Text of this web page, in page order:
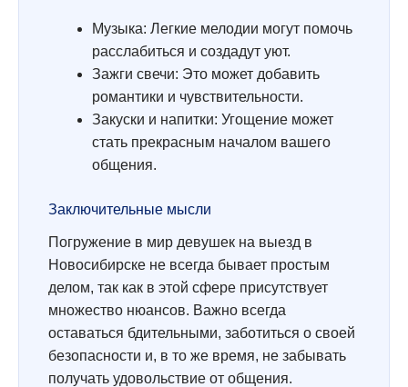
Музыка: Легкие мелодии могут помочь
расслабиться и создадут уют.
Зажги свечи: Это может добавить
романтики и чувствительности.
Закуски и напитки: Угощение может
стать прекрасным началом вашего
общения.
Заключительные мысли
Погружение в мир девушек на выезд в
Новосибирске не всегда бывает простым
делом, так как в этой сфере присутствует
множество нюансов. Важно всегда
оставаться бдительными, заботиться о своей
безопасности и, в то же время, не забывать
получать удовольствие от общения.